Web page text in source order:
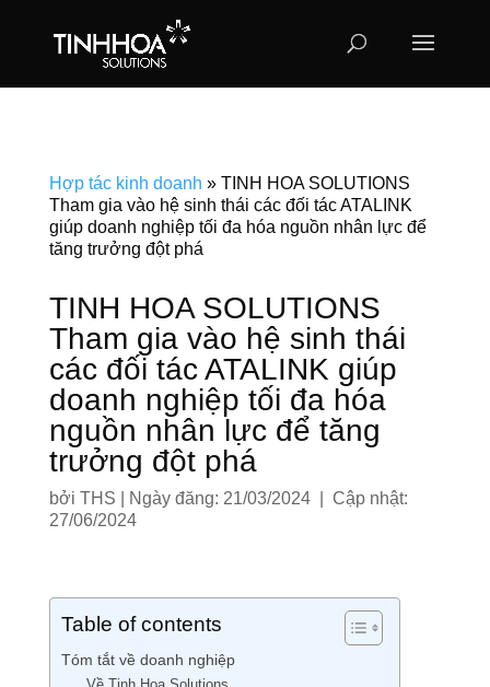
Hợp tác kinh doanh » TINH HOA SOLUTIONS
Tham gia vào hệ sinh thái các đối tác ATALINK
giúp doanh nghiệp tối đa hóa nguồn nhân lực để
tăng trưởng đột phá
TINH HOA SOLUTIONS
Tham gia vào hệ sinh thái
các đối tác ATALINK giúp
doanh nghiệp tối đa hóa
nguồn nhân lực để tăng
trưởng đột phá
bởi THS
Ngày đăng: 21/03/2024 | Cập nhật:
27/06/2024
Table of contents
Tóm tắt về doanh nghiệp